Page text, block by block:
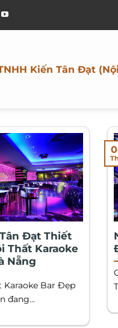
Kiến Tân Đạt
Đạt Thiết
Thất Karaoke
Nẵng
Karaoke Bar Đẹp
đang...